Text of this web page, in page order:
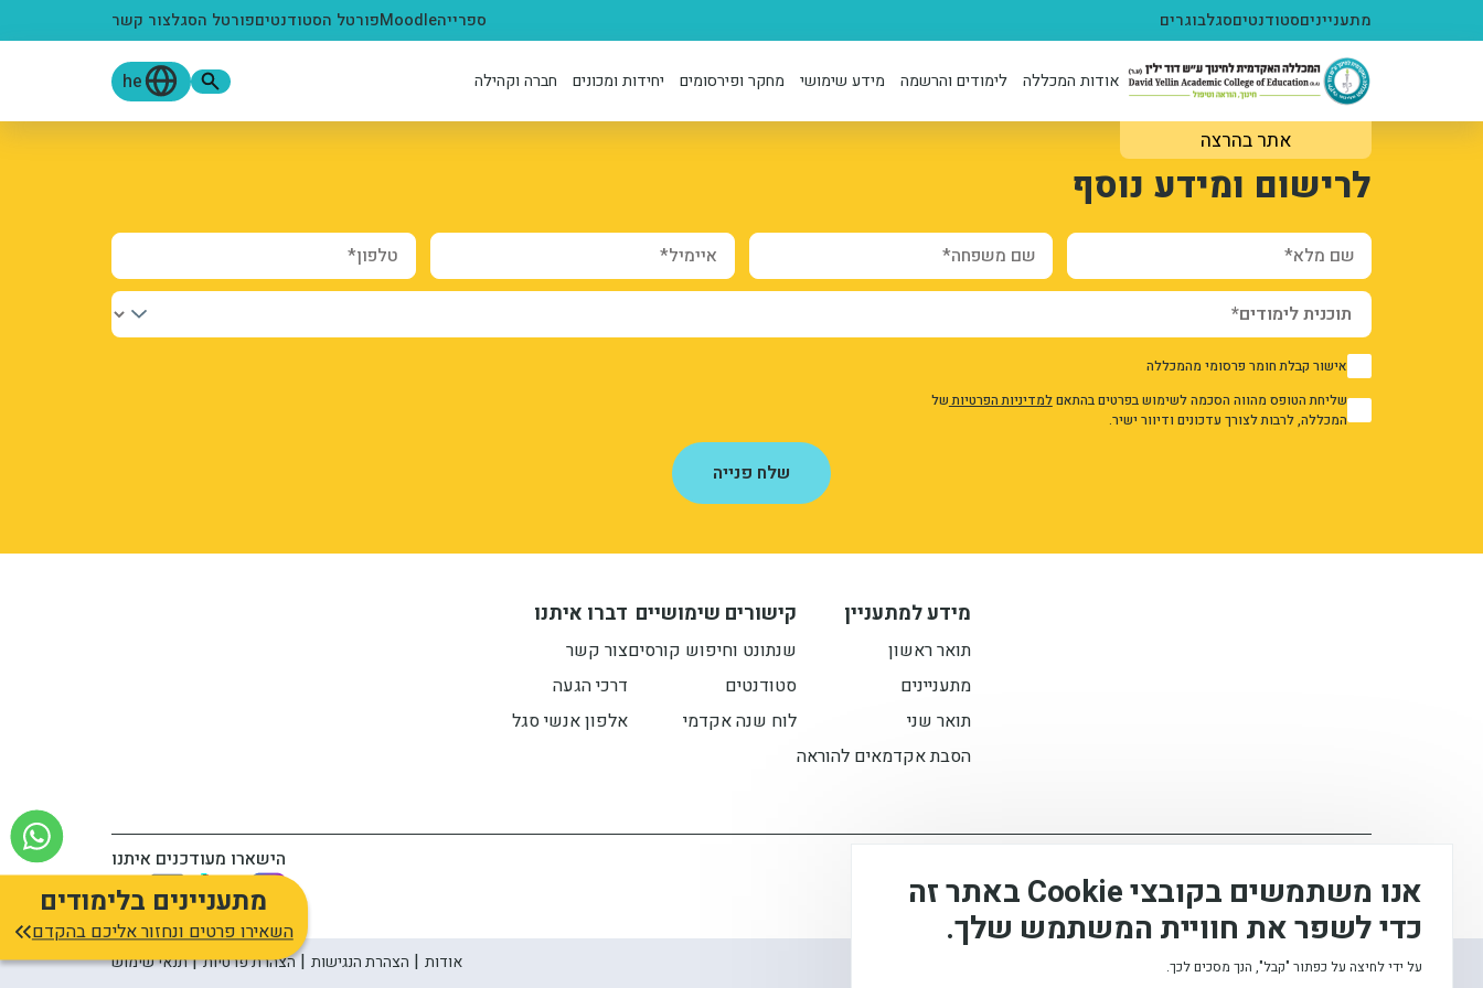
דילוג לתוכן העיקרימתענייניםסטודנטיםסגלבוגרים ספרייהMoodleפורטל הסטודנטיםפורטל הסגלצור קשר
אודות המכללה לימודים והרשמה מידע שימושי מחקר ופירסומים יחידות ומכונים חברה וקהילה he
אתר בהרצה
לרישום ומידע נוסף
שם מלא* שם משפחה* איימיל* טלפון*
1 אישור קבלת חומר פרסומי מהמכללה
1
אני מאשר/ת את מדיניות הפרטיות
שליחת הטופס מהווה הסכמה לשימוש בפרטים בהתאםלמדיניות הפרטיותשל
המכללה, לרבות לצורך עדכונים ודיוור ישיר.
שלח פנייה
form-c__N_flXEmQbx6NmFf3WNAhy5qXZ1MbhWgUd-r7X2a0
webform_submission_registration_and_additional_info_taxonomy_term_96_add_form
3328144
MxKoQNnjVgYZSPVUWKEJ3cU9XS0ETxQAhyakLQMFOTY
1
מתעניינים בלימודים
השאירו פרטים ונחזור אליכם בהקדם
מידע למתעניין
תואר ראשון
מתעניינים
תואר שני
הסבת אקדמאים להוראה
קישורים שימושיים
שנתונט וחיפוש קורסים
סטודנטים
לוח שנה אקדמי
דברו איתנו
צור קשר
דרכי הגעה
אלפון אנשי סגל
המכללה האקדמית לחינוך ע"ש דוד ילין (ע.ר), © 2026
הישארו מעודכנים איתנו
אודות הצהרת הנגישות הצהרת פרטיות תנאי שימוש עיצוב ופיתוח:
אנו משתמשים בקובצי Cookie באתר זה
כדי לשפר את חוויית המשתמש שלך.
על ידי לחיצה על כפתור "קבל", הנך מסכים לכך.